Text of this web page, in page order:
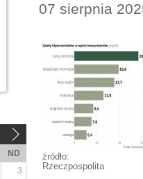
07 sierpnia
źródło:
Rzeczpospolita
ND
3